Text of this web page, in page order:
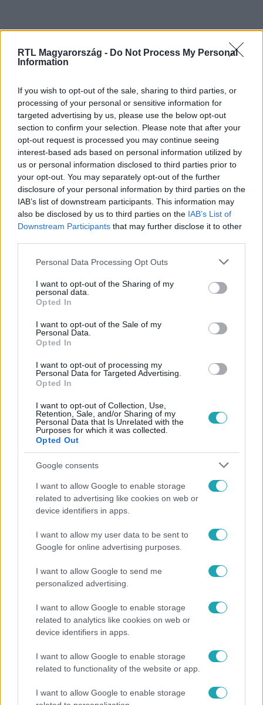
RTL Magyarország - Do Not Process My Personal
Information
If you wish to opt-out of the sale, sharing to third parties, or
processing of your personal or sensitive information for
targeted advertising by us, please use the below opt-out
section to confirm your selection. Please note that after your
opt-out request is processed you may continue seeing
interest-based ads based on personal information utilized by
us or personal information disclosed to third parties prior to
your opt-out. You may separately opt-out of the further
disclosure of your personal information by third parties on the
IAB’s list of downstream participants. This information may
also be disclosed by us to third parties on the IAB’s List of
Downstream Participants that may further disclose it to other
Please note that this website/app uses one or more Google
not limited to your visit or usage behaviour. You may click to
grant or deny consent to Google and its third-party tags to
use your data for below specified purposes in below Google
consent section.
Personal Data Processing Opt Outs
I want to opt-out of the Sharing of my
personal data.
Opted In
I want to opt-out of the Sale of my
Personal Data.
Opted In
I want to opt-out of processing my
Personal Data for Targeted Advertising.
Opted In
I want to opt-out of Collection, Use,
Retention, Sale, and/or Sharing of my
Personal Data that Is Unrelated with the
Purposes for which it was collected.
Opted Out
Google consents
I want to allow Google to enable storage
related to advertising like cookies on web or
device identifiers in apps.
I want to allow my user data to be sent to
Google for online advertising purposes.
I want to allow Google to send me
personalized advertising.
I want to allow Google to enable storage
related to analytics like cookies on web or
device identifiers in apps.
I want to allow Google to enable storage
related to functionality of the website or app.
I want to allow Google to enable storage
Kövess minket, és értesülj a friss hírekről a
Facebookon is!
Követem
#VV ADRI #VV HUNOR
VV ROLI VV GREG
Népszerű
Tovább erősödik az El Niño – fokozhatja a hazai
hőséget és aszályt?